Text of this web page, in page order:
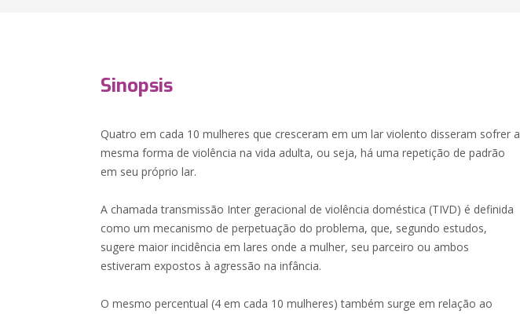
Sinopsis
Quatro em cada 10 mulheres que cresceram em um lar violento disseram sofrer a
mesma forma de violência na vida adulta, ou seja, há uma repetição de padrão
em seu próprio lar.
A chamada transmissão Inter geracional de violência doméstica (TIVD) é definida
como um mecanismo de perpetuação do problema, que, segundo estudos,
sugere maior incidência em lares onde a mulher, seu parceiro ou ambos
estiveram expostos à agressão na infância.
O mesmo percentual (4 em cada 10 mulheres) também surge em relação ao